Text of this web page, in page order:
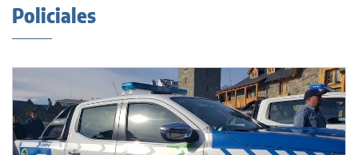
Policiales